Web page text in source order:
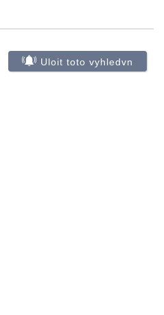
Uloit toto vyhledvn